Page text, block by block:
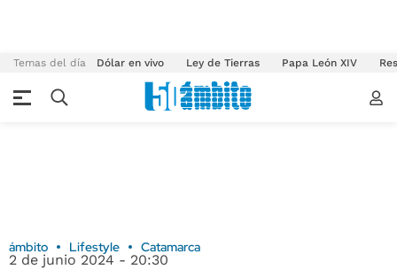
Temas del día Dólar en vivo Ley de Tierras Papa León XIV
ámbito Lifestyle Catamarca
2 de junio 2024 - 20:30